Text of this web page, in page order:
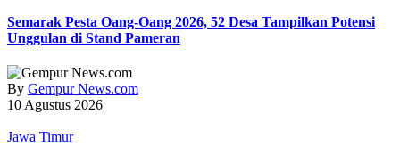
Semarak Pesta Oang-Oang 2026, 52 Desa Tampilkan Potensi
Unggulan di Stand Pameran
By Gempur News.com
10 Agustus 2026
Jawa Timur